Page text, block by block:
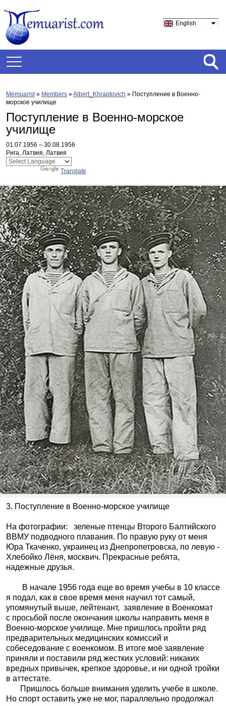
English
Memuarist» Members »Albert_Khraptovich » Поступление в Военно-
морское училище
Поступление в Военно-морское
училище
01.07.1956 – 30.08.1956
Рига, Латвия, Латвия
Translate
3. Поступление в Военно-морское училище
На фотографии:
зеленые птенцы Второго Балтийского
ВВМУ подводного плавания. По правую руку от меня
Юра Ткаченко, украинец из Днепропетровска, по левую -
Хлебойко Лёня, москвич. Прекрасные ребята,
надежные друзья.
В начале 1956 года еще во время учебы в 10 классе
я подал, как в свое время меня научил тот самый,
упомянутый выше, лейтенант, заявление в Военкомат
с просьбой после окончания школы направить меня в
Военно-морское училище. Мне пришлось пройти ряд
предварительных медицинских комиссий и
собеседование с военкомом. В итоге моё заявление
приняли и поставили ряд жестких условий: никаких
вредных привычек, крепкое здоровье, и ни одной тройки
в аттестате.
Пришлось больше внимания уделить учебе в школе.
Но спорт оставить уже не мог, параллельно продолжал